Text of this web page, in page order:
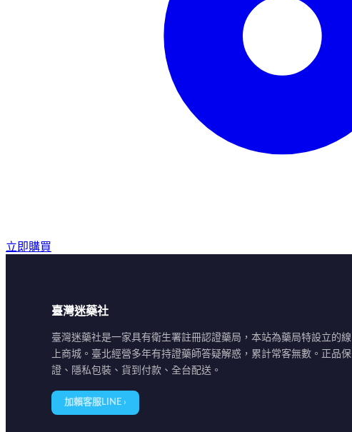
立即購買
臺灣迷藥社
臺灣迷藥社是一家具有衛生署註冊認證藥局，本站為藥局特設立的線
上商城。臺北經營多年有持證藥師答疑解惑，累計常客無數。正品保
證、隱私包裝、貨到付款、全台配送。
加賴客服LINE ›